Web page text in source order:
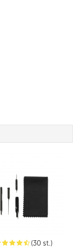
(30 st.)